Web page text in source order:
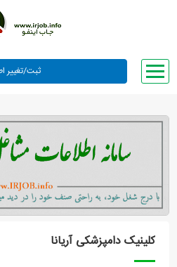
وبلاگ
معرفی ما
تعرفه ها
راهنما
ورود یا عضویت
کلینیک دامپزشکی آریانا